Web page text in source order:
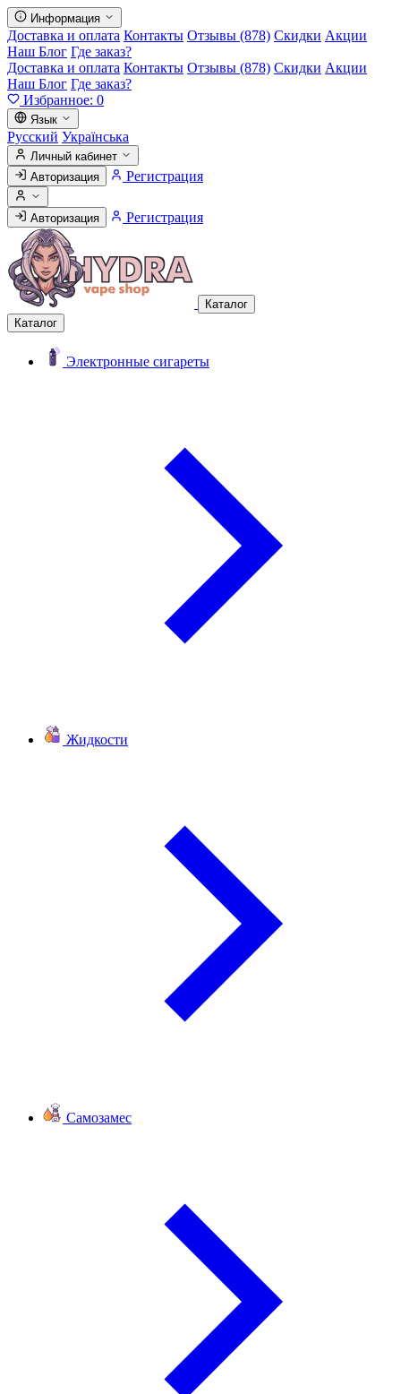
Информация
Доставка и оплата Контакты Отзывы (878) Скидки Акции
Наш Блог Где заказ?
Доставка и оплата Контакты Отзывы (878) Скидки Акции
Наш Блог Где заказ?
Избранное: 0
Язык
Русский Українська
Личный кабинет
Авторизация
Регистрация
Авторизация Регистрация
Каталог
Каталог
Электронные сигареты
Жидкости
Самозамес